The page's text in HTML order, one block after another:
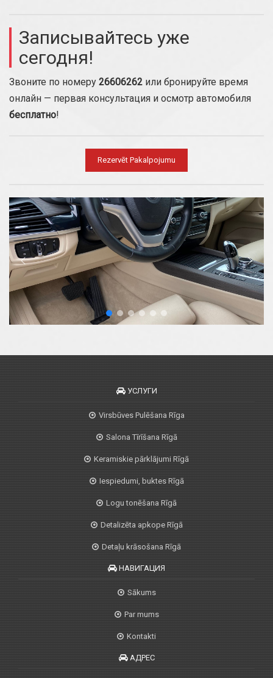
Записывайтесь уже
сегодня!
Звоните по номеру 26606262 или бронируйте время
онлайн — первая консультация и осмотр автомобиля
бесплатно!
Rezervēt Pakalpojumu
УСЛУГИ
Virsbūves Pulēšana Rīga
Salona Tīrīšana Rīgā
Keramiskie pārklājumi Rīgā
Iespiedumi, buktes Rīgā
Logu tonēšana Rīgā
Detalizēta apkope Rīgā
Detaļu krāsošana Rīgā
НАВИГАЦИЯ
Sākums
Par mums
Kontakti
АДРЕС